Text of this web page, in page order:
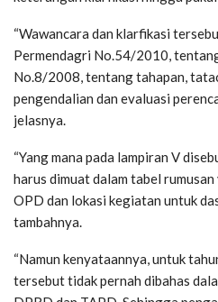
“Wawancara dan klarfikasi
Permendagri No.54/2010,
No.8/2008, tentang tahapan,
pengendalian dan evaluasi
jelasnya.
“Yang mana pada lampiran V
harus dimuat dalam tabel
OPD dan lokasi kegiatan untuk
tambahnya.
“Namun kenyataannya, untuk
tersebut tidak pernah dibahas